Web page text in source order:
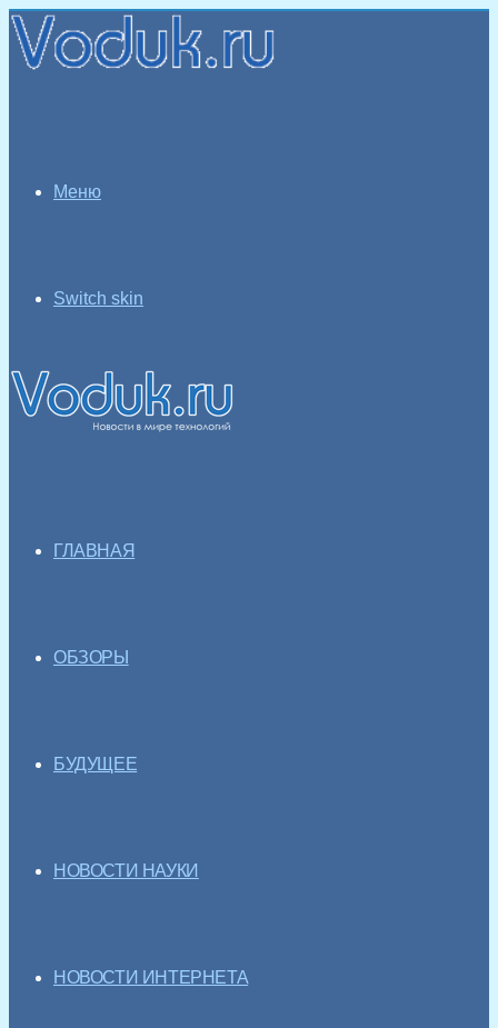
Меню
Switch skin
ГЛАВНАЯ
ОБЗОРЫ
БУДУЩЕЕ
НОВОСТИ НАУКИ
НОВОСТИ ИНТЕРНЕТА